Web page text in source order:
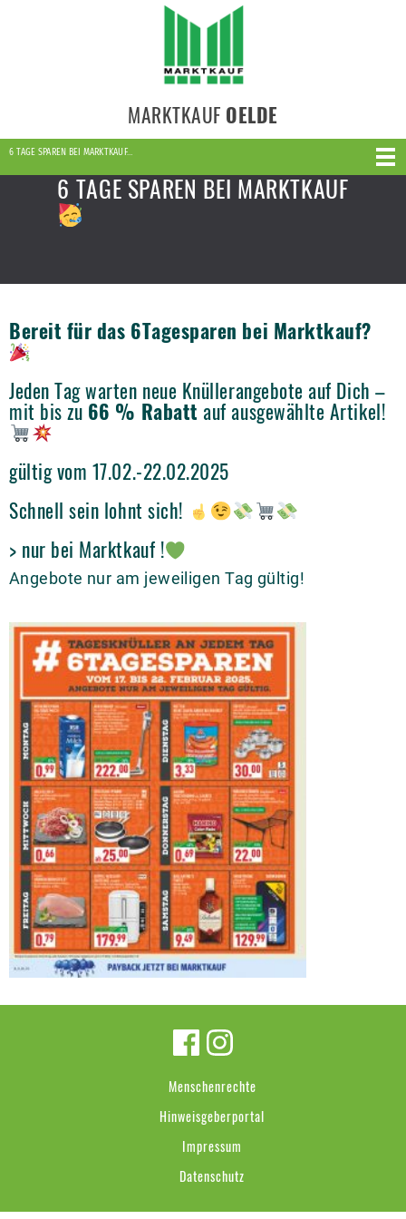
MARKTKAUF OELDE
6 TAGE SPAREN BEI MARKTKAUF…
6 TAGE SPAREN BEI MARKTKAUF
Bereit für das 6Tagesparen bei Marktkauf?
Jeden Tag warten neue Knüllerangebote auf Dich –
mit bis zu 66 % Rabatt auf ausgewählte Artikel!
gültig vom 17.02.-22.02.2025
Schnell sein lohnt sich!
> nur bei Marktkauf !
Angebote nur am jeweiligen Tag gültig!
Menschenrechte
Hinweisgeberportal
Impressum
Datenschutz